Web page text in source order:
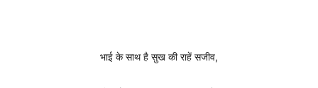
भाई के साथ है सुख की राहें सजीव,